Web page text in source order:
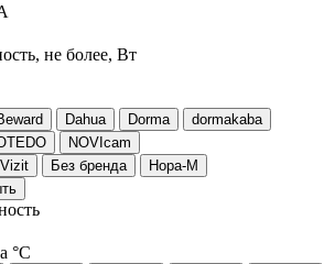
не более, Вт
Dahua Dorma
dormakaba
NOVIcam
Vizit Без бренда
Нора-М
°C